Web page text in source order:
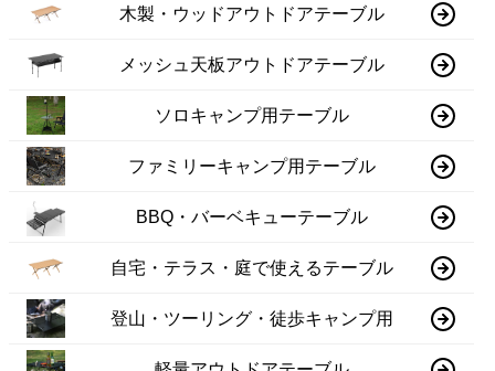
木製・ウッドアウトドアテーブル
メッシュ天板アウトドアテーブル
ソロキャンプ用テーブル
ファミリーキャンプ用テーブル
BBQ・バーベキューテーブル
自宅・テラス・庭で使えるテーブル
登山・ツーリング・徒歩キャンプ用